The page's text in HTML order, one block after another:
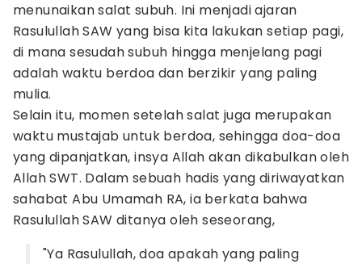
menunaikan salat subuh. Ini menjadi ajaran
Rasulullah SAW yang bisa kita lakukan setiap pagi,
di mana sesudah subuh hingga menjelang pagi
adalah waktu berdoa dan berzikir yang paling
mulia.
Selain itu, momen setelah salat juga merupakan
waktu mustajab untuk berdoa, sehingga doa-doa
yang dipanjatkan, insya Allah akan dikabulkan oleh
Allah SWT. Dalam sebuah hadis yang diriwayatkan
sahabat Abu Umamah RA, ia berkata bahwa
Rasulullah SAW ditanya oleh seseorang,
"Ya Rasulullah, doa apakah yang paling